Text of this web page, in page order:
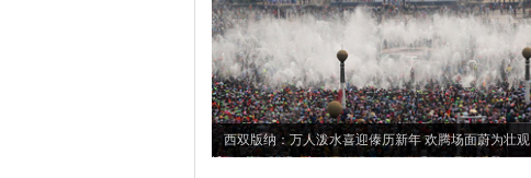
西双版纳：万人泼水喜迎傣历新年 欢腾场面蔚为壮观